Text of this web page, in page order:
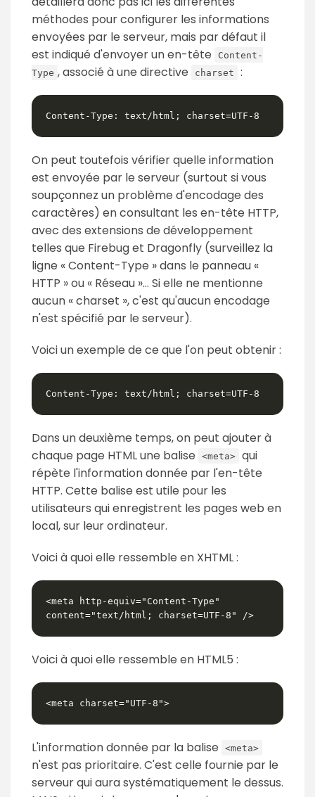
méthodes pour configurer les informations
envoyées par le serveur, mais par défaut il
est indiqué d'envoyer un en-tête
Content-
Type , associé à une directive charset :
Content-Type: text/html; charset=UTF-8
On peut toutefois vérifier quelle information
est envoyée par le serveur (surtout si vous
soupçonnez un problème d'encodage des
caractères) en consultant les en-tête HTTP,
avec des extensions de développement
telles que Firebug et Dragonfly (surveillez la
ligne « Content-Type » dans le panneau «
HTTP » ou « Réseau »... Si elle ne mentionne
aucun « charset », c'est qu'aucun encodage
n'est spécifié par le serveur).
Voici un exemple de ce que l'on peut obtenir :
Content-Type: text/html; charset=UTF-8
Dans un deuxième temps, on peut ajouter à
chaque page HTML une balise
<meta> qui
répète l'information donnée par l'en-tête
HTTP. Cette balise est utile pour les
utilisateurs qui enregistrent les pages web en
local, sur leur ordinateur.
Voici à quoi elle ressemble en XHTML :
<meta http-equiv="Content-Type"
content="text/html; charset=UTF-8" />
Voici à quoi elle ressemble en HTML5 :
<meta charset="UTF-8">
L'information donnée par la balise <meta>
n'est pas prioritaire. C'est celle fournie par le
serveur qui aura systématiquement le dessus.